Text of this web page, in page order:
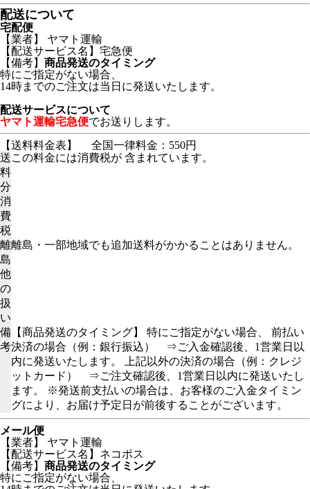
配送について
宅配便
【業者】 ヤマト運輸
【配送サービス名】宅急便
【備考】 商品発送のタイミング
特にご指定がない場合、
14時までのご注文は当日に発送いたします。
配送サービスについて
ヤマト運輸宅急便でお送りします。
【送料料金表】
全国一律料金：550円
送
料
分
消
費
税
この料金には消費税が 含まれています。
離
島
他
の
扱
い
離島・一部地域でも追加送料がかかることはありません。
備
考
【商品発送のタイミング】 特にご指定がない場合、 前払い
決済の場合（例：銀行振込） ⇒ご入金確認後、1営業日以
内に発送いたします。 上記以外の決済の場合（例：クレジ
ットカード） ⇒ご注文確認後、1営業日以内に発送いたし
ます。 ※発送前支払いの場合は、お客様のご入金タイミン
グにより、お届け予定日が前後することがございます。
メール便
【業者】 ヤマト運輸
【配送サービス名】ネコポス
【備考】 商品発送のタイミング
特にご指定がない場合、